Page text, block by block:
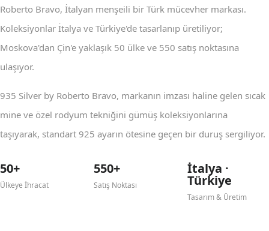
Roberto Bravo, İtalyan menşeili bir Türk mücevher markası.
Koleksiyonlar İtalya ve Türkiye'de tasarlanıp üretiliyor;
Moskova'dan Çin'e yaklaşık 50 ülke ve 550 satış noktasına
ulaşıyor.
935 Silver by Roberto Bravo, markanın imzası haline gelen sıcak
mine ve özel rodyum tekniğini gümüş koleksiyonlarına
taşıyarak, standart 925 ayarın ötesine geçen bir duruş sergiliyor.
50+
Ülkeye İhracat
550+
Satış Noktası
İtalya ·
Türkiye
Tasarım & Üretim